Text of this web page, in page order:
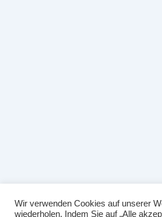
Wir verwenden Cookies auf unserer
wiederholen. Indem Sie auf „Alle